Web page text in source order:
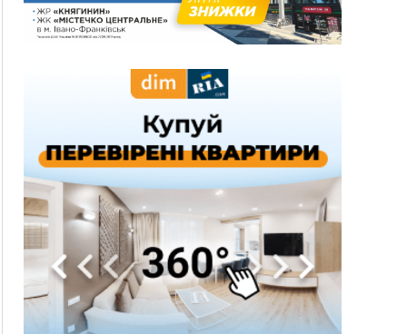
18:55
Прикарпаття серед лідерів за будівництвом
новобудов і рекордсмен за зростанням цін на
Де безпечно купатися на Прикарпатті?
У Франківську дружина загиблого воїна
підтримувати військових та їхні сім'ї
15:57
У Коломиї на одній з вулиць встановлять
комплекс автоматичної фіксації швидкості
15:29
Війна забрала життя трьох воїнів з
Прикарпаття
15:00
На Закарпатті викрили масштабну схему
незаконного виключення
військовозобов’язаних з обліку
14:31
«Багато питань буде знято». На громадських
слуханнях в Яремче обговорили, як вирішити
питання джипінгу в Карпатах